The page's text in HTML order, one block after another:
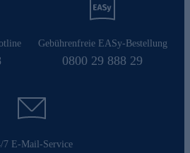
Gebührenfreie EASy-Bestellung
0800 29 888 29
7 E-Mail-Service